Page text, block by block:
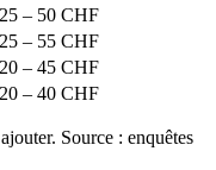
25 – 50 CHF
25 – 55 CHF
20 – 45 CHF
20 – 40 CHF
Source : enquêtes